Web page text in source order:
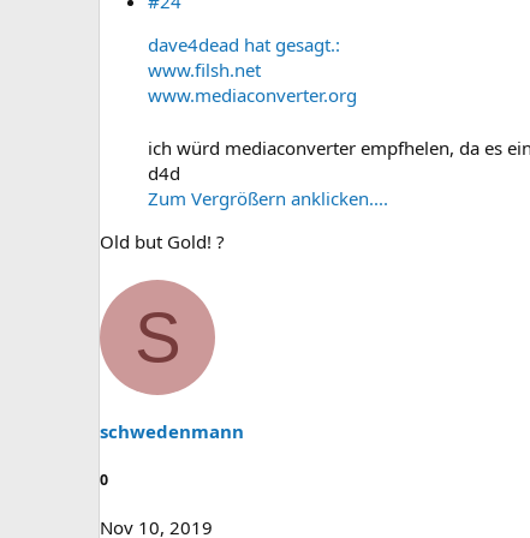
dave4dead hat gesagt.:
www.filsh.net
www.mediaconverter.org
ich würd mediaconverter empfhelen, da es
d4d
Zum Vergrößern anklicken....
Old but Gold! ?
S
schwedenmann
0
Nov 10, 2019